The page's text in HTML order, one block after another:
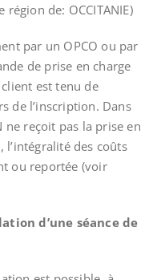
de: OCCITANIE)
par un OPCO ou par
de prise en charge
est tenu de
de l’inscription. Dans
ne reçoit pas la prise en
des coûts
ou reportée (voir
d’une séance de